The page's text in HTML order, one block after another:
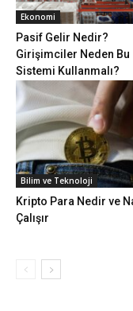
Ekonomi
Pasif Gelir Nedir?
Girişimciler Neden Bu
Sistemi Kullanmalı?
Bilim ve Teknoloji
Kripto Para Nedir ve
Çalışır